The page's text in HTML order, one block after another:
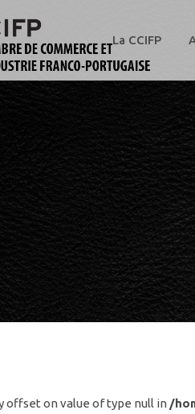
La CCIFP
offset on value of type null in /